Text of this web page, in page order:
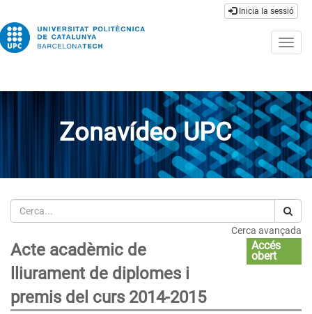
Inicia la sessió
Zonavídeo UPC
Cerca
Cerca avançada
Acte acadèmic de
lliurament de diplomes i
premis del curs 2014-2015
Accés
obert